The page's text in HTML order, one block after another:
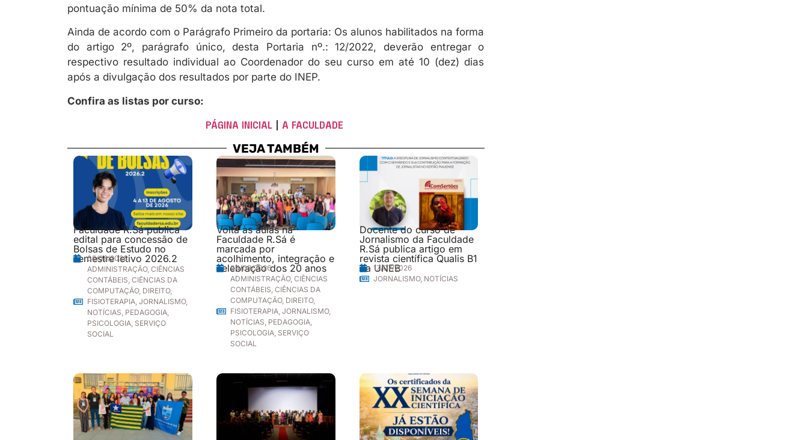
pontuação mínima de 50% da nota total.
Ainda de acordo com o Parágrafo Primeiro da portaria: Os alunos habilitados na forma
do artigo 2º, parágrafo único, desta Portaria nº.: 12/2022, deverão entregar o
respectivo resultado individual ao Coordenador do seu curso em até 10 (dez) dias
após a divulgação dos resultados por parte do INEP.
Confira as listas por curso:
PÁGINA INICIAL| A FACULDADE
VEJA TAMBÉM
Faculdade R.Sá publica
edital para concessão de
Bolsas de Estudo no
semestre letivo 2026.2
05/08/2026
ADMINISTRAÇÃO, CIÊNCIAS
CONTÁBEIS CIÊNCIAS DA
COMPUTAÇÃO, DIREITO,
FISIOTERAPIA JORNALISMO,
NOTÍCIAS PEDAGOGIA
PSICOLOGIA SERVIÇO
SOCIAL
Volta às aulas na
Faculdade R.Sá é
marcada por
acolhimento, integração e
celebração dos 20 anos
04/08/2026
ADMINISTRAÇÃO, CIÊNCIAS
CONTÁBEIS CIÊNCIAS DA
COMPUTAÇÃO, DIREITO,
FISIOTERAPIA, JORNALISMO,
NOTÍCIAS PEDAGOGIA,
PSICOLOGIA, SERVIÇO
SOCIAL
Docente do curso de
Jornalismo da Faculdade
R.Sá publica artigo em
revista científica Qualis B1
da UNEB
17/07/2026
JORNALISMO, NOTÍCIAS